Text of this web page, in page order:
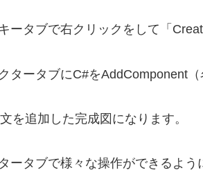
ータブで右クリックをして「
タータブにC#をAddComponent（
を追加した完成図になります。
ータブで様々な操作ができるよう